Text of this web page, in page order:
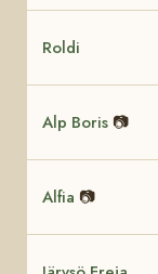
Roldi
Alp Boris 📷
Alfia 📷